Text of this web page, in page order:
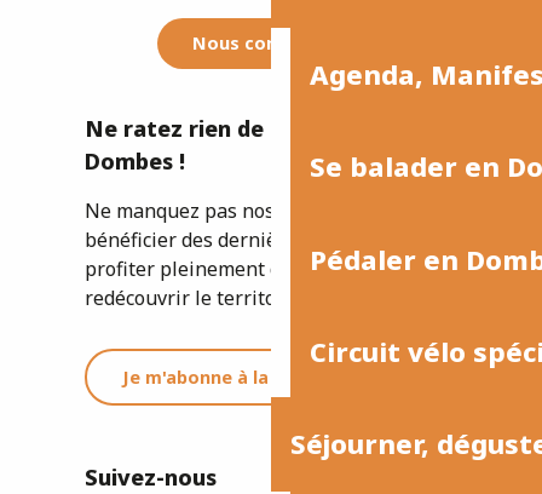
Agenda,
Se balader en
Pédaler en
Circuit vélo
Séjourner,
Nous contacter
Ne ratez rien de l'actualité de la
Dombes !
Ne manquez pas nos newsletters pour
bénéficier des dernières informations et
profiter pleinement de votre séjour ou
redécouvrir le territoire.
Je m'abonne à la newsletter
Suivez-nous